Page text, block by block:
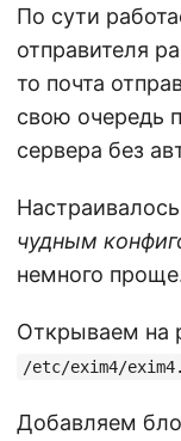
По сути
отправителя
то почта
свою очередь
сервера без
чудным
немного
Открываем на
/etc/exim4/
Добавляем